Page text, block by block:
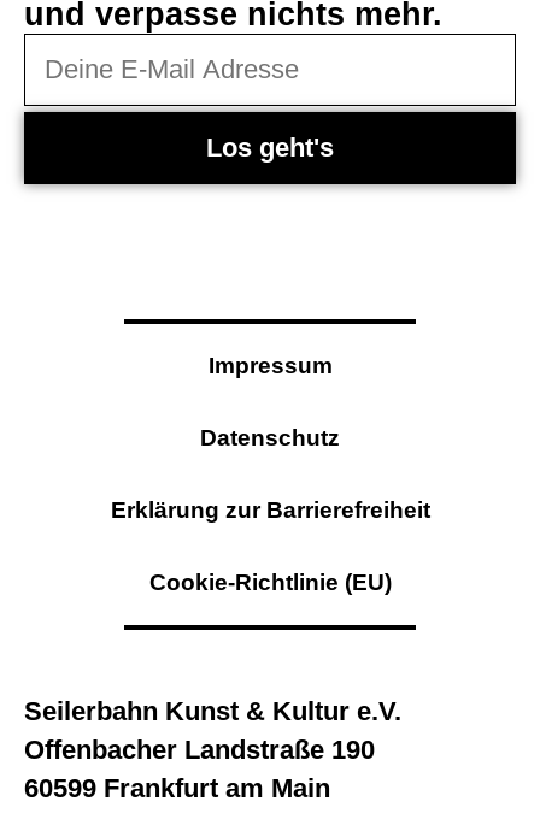
und verpasse nichts mehr.
Los geht's
Impressum
Datenschutz
Erklärung zur Barrierefreiheit
Cookie-Richtlinie (EU)
Seilerbahn Kunst & Kultur e.V.
Offenbacher Landstraße 190
60599 Frankfurt am Main